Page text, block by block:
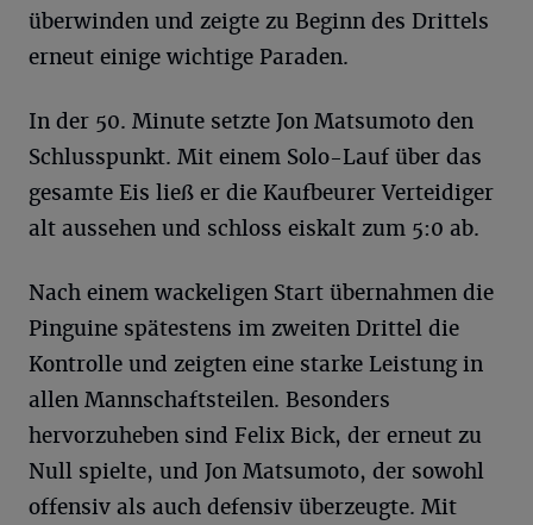
überwinden und zeigte zu Beginn des Drittels
erneut einige wichtige Paraden.
In der 50. Minute setzte Jon Matsumoto den
Schlusspunkt. Mit einem Solo-Lauf über das
gesamte Eis ließ er die Kaufbeurer Verteidiger
alt aussehen und schloss eiskalt zum 5:0 ab.
Nach einem wackeligen Start übernahmen die
Pinguine spätestens im zweiten Drittel die
Kontrolle und zeigten eine starke Leistung in
allen Mannschaftsteilen. Besonders
hervorzuheben sind Felix Bick, der erneut zu
Null spielte, und Jon Matsumoto, der sowohl
offensiv als auch defensiv überzeugte. Mit